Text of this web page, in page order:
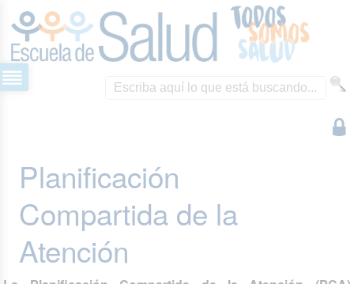
Planificación
Compartida de la
Atención